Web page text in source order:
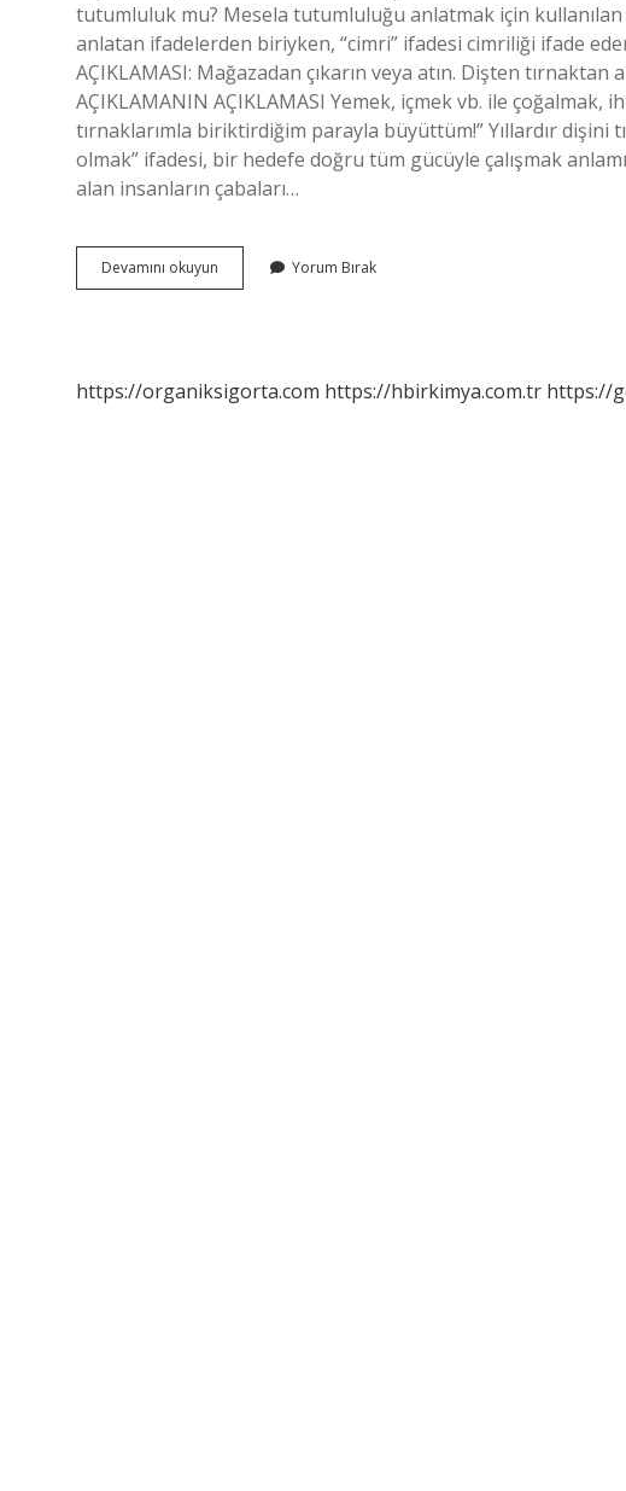
tutumluluk mu? Mesela tutumluluğu anlatmak için
anlatan ifadelerden biriyken, “cimri” ifadesi cimriliği ifade
AÇIKLAMASI: Mağazadan çıkarın veya atın. Dişten
AÇIKLAMANIN AÇIKLAMASI Yemek, içmek vb. ile
tırnaklarımla biriktirdiğim parayla büyüttüm!” Yıllardır dişini
olmak” ifadesi, bir hedefe doğru tüm gücüyle çalışmak
alan insanların çabaları…
Devamını okuyun Dişinden
Tırnağından
Yorum Bırak
https://organiksigorta.com https://hbirkimya.com.tr https://